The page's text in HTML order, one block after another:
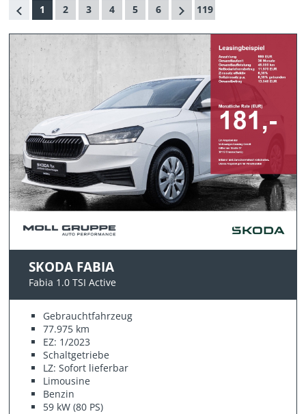
1 2 3 4 5 6 119
SKODA FABIA
Fabia 1.0 TSI Active
Gebrauchtfahrzeug
77.975 km
EZ: 1/2023
Schaltgetriebe
LZ: Sofort lieferbar
Limousine
Benzin
59 kW (80 PS)